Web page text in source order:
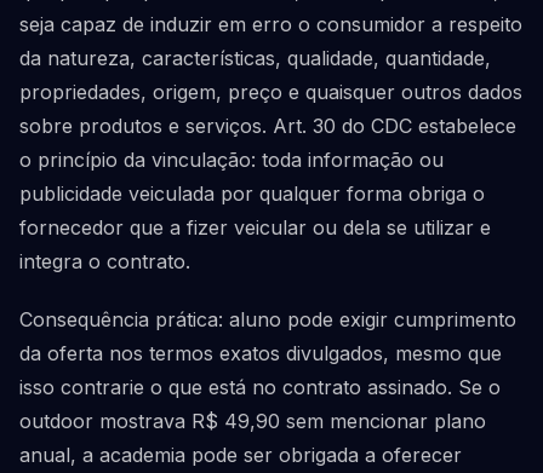
seja capaz de induzir em erro o consumidor a respeito
da natureza, características, qualidade, quantidade,
propriedades, origem, preço e quaisquer outros dados
sobre produtos e serviços. Art. 30 do CDC estabelece
o princípio da vinculação: toda informação ou
publicidade veiculada por qualquer forma obriga o
fornecedor que a fizer veicular ou dela se utilizar e
integra o contrato.
Consequência prática: aluno pode exigir cumprimento
da oferta nos termos exatos divulgados, mesmo que
isso contrarie o que está no contrato assinado. Se o
outdoor mostrava R$ 49,90 sem mencionar plano
anual, a academia pode ser obrigada a oferecer